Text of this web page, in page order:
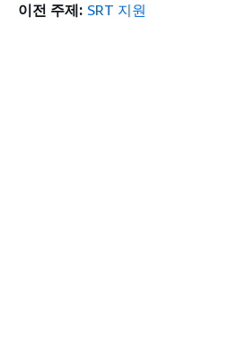
이전 주제: SRT 지원